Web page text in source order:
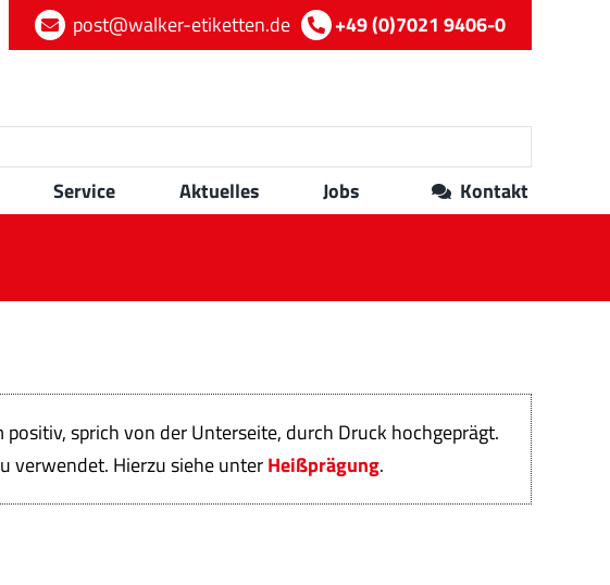
post@walker-etiketten.de +49 (0)7021 9406-0
Service Aktuelles Jobs Kontakt
sprich von der Unterseite, durch Druck hochgeprägt.
verwendet. Hierzu siehe unterHeißprägung.